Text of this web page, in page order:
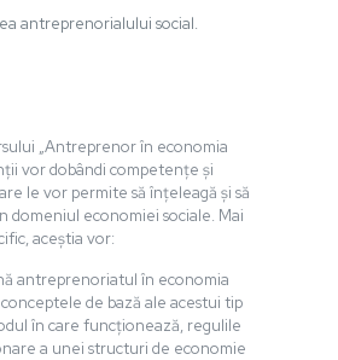
antreprenorialului social.
„Antreprenor în economia
vor dobândi competențe și
le vor permite să înțeleagă și să
domeniul economiei sociale. Mai
aceștia vor:
antreprenoriatul în economia
de bază ale acestui tip
în care funcționează, regulile
a unei structuri de economie